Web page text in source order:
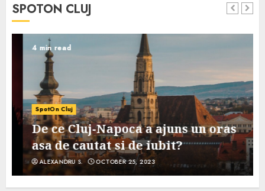
SPOTON CLUJ
4 min read
SpotOn Cluj
De ce Cluj-Napoca a ajuns un oras
asa de cautat si de iubit?
ALEXANDRU S. OCTOBER 25, 2023